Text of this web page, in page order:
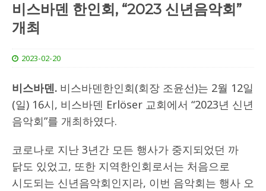
비스바덴 한인회, “2023 신년음악회”
개최
2023-02-20
비스바덴. 비스바덴한인회(회장 조윤선)는 2월 12일
(일) 16시, 비스바덴 Erlöser 교회에서 “2023년 신년
음악회”를 개최하였다.
코로나로 지난 3년간 모든 행사가 중지되었던 까
닭도 있었고, 또한 지역한인회로서는 처음으로
시도되는 신년음악회인지라, 이번 음악회는 행사 오